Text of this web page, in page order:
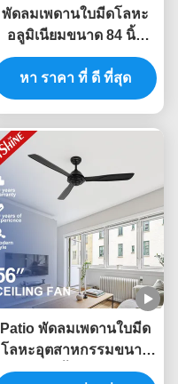
พัดลมเพดานใบมีดโลหะ
อลูมิเนียมขนาด 84 นิ้ว
มอเตอร์อินเวอร์เตอร์แบบ
ไม่มีแปรง
หา ราคา ที่ ดี ที่สุด
Patio พัดลมเพดานใบมีด
โลหะอุตสาหกรรมขนาด
52 นิ้วพร้อม